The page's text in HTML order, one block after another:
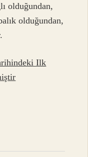
olduğundan,
olduğundan,
Ilk